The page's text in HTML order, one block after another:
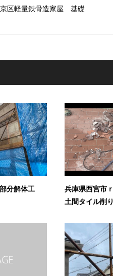
区軽量鉄骨造家屋 基礎
分解体工
兵庫県西宮市
土間タイル削